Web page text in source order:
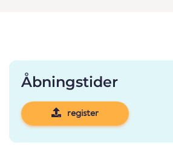
Åbningstider
register